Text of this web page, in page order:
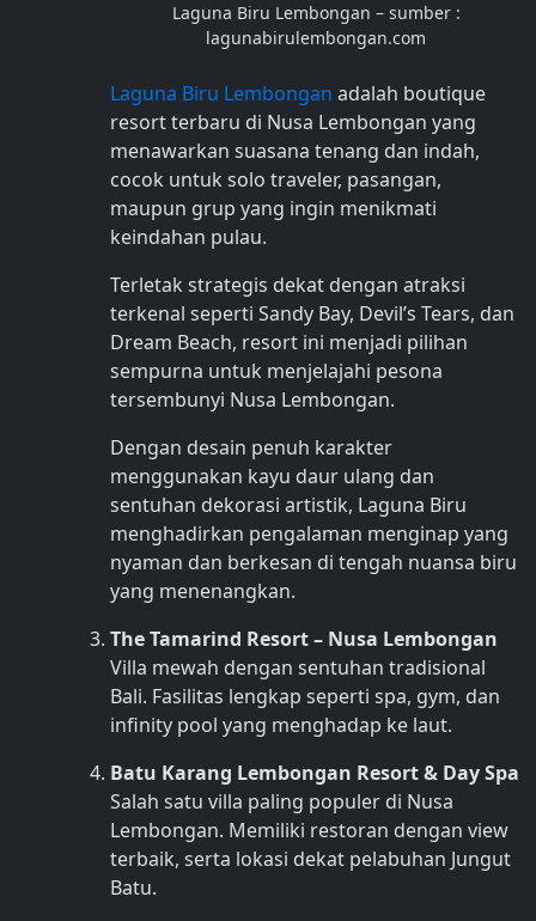
Laguna Biru Lembongan – sumber :
lagunabirulembongan.com
Laguna Biru Lembongan adalah boutique
resort terbaru di Nusa Lembongan yang
menawarkan suasana tenang dan indah,
cocok untuk solo traveler, pasangan,
maupun grup yang ingin menikmati
keindahan pulau.
Terletak strategis dekat dengan atraksi
terkenal seperti Sandy Bay, Devil’s Tears, dan
Dream Beach, resort ini menjadi pilihan
sempurna untuk menjelajahi pesona
tersembunyi Nusa Lembongan.
Dengan desain penuh karakter
menggunakan kayu daur ulang dan
sentuhan dekorasi artistik, Laguna Biru
menghadirkan pengalaman menginap yang
nyaman dan berkesan di tengah nuansa biru
yang menenangkan.
The Tamarind Resort – Nusa Lembongan
Villa mewah dengan sentuhan tradisional
Bali. Fasilitas lengkap seperti spa, gym, dan
infinity pool yang menghadap ke laut.
Batu Karang Lembongan Resort & Day Spa
Salah satu villa paling populer di Nusa
Lembongan. Memiliki restoran dengan view
terbaik, serta lokasi dekat pelabuhan Jungut
Batu.